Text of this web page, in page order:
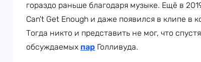
гораздо раньше благодаря музыке. Ещё в
Can't Get Enough и даже появился в клипе в
Тогда никто и представить не мог, что
обсуждаемых пар Голливуда.